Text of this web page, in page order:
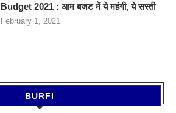
Budget 2021 : आम बजट में ये महंगी, ये सस्‍ती
February 1, 2021
BURFI